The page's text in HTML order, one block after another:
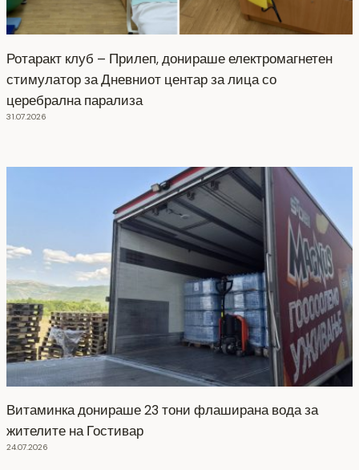
Ротаракт клуб – Прилеп, донираше електромагнетен
стимулатор за Дневниот центар за лица со
церебрална парализа
31.07.2026
Витаминка донираше 23 тони флаширана вода за
жителите на Гостивар
24.07.2026